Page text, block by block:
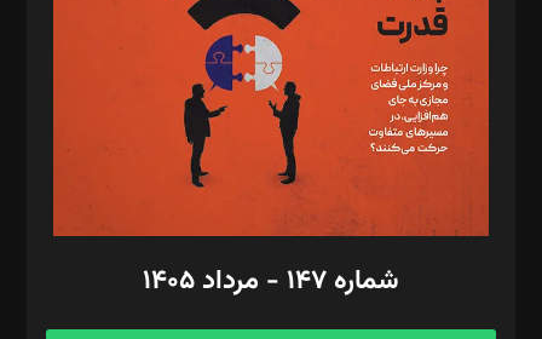
رستمی،مصطفی باستان
ویرایش: نگار استاد‌‌آقا
طراح یونیفرم: مجید توکلی
فیلمبرداری و عکاسی: امیر شفیعی، مانی لطفی زاده
گرافیک و صفحه‌آرایی: سید‌سبحان‌علی ثابت
مد‌یر توسعه تجاری: کامبیز برید‌
امور مالی: شاپور رهبری، محمد‌ کاظمی‌نیا
آگهی و مشترکین: ۰۹۱۹۹۹۹۰۴۵۴
شماره ۱۴۷ - مرداد ۱۴۰۵